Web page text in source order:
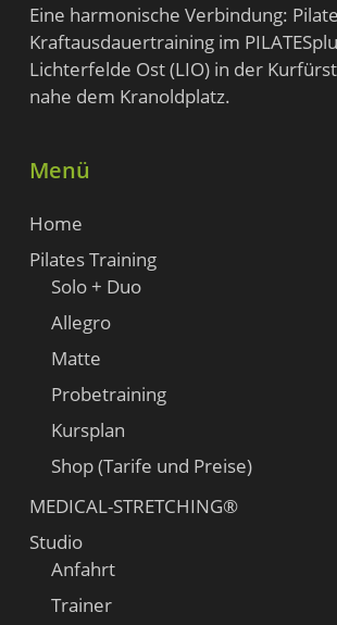
Eine harmonische Verbindung:
Kraftausdauertraining im
Lichterfelde Ost (LIO) in der
nahe dem Kranoldplatz.
Menü
Home
Pilates Training
Solo + Duo
Allegro
Matte
Probetraining
Kursplan
Shop (Tarife und Preise)
MEDICAL-STRETCHING®
Studio
Anfahrt
Trainer